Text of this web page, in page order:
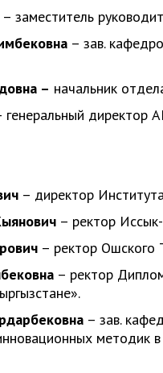
– заместитель
– зав.
– начальник
генеральный директор
– директор
– ректор
– ректор Ошского
– ректор
– зав.
методик в